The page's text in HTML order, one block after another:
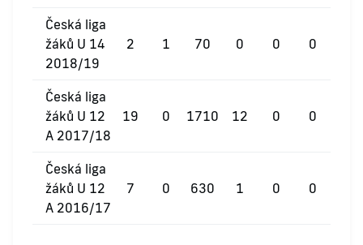
Česká liga
žáků U 14
2018/19
2 1 70 0 0 0
Česká liga
žáků U 12
A 2017/18
19 0 1710 12 0 0
Česká liga
žáků U 12
A 2016/17
7 0 630 1 0 0